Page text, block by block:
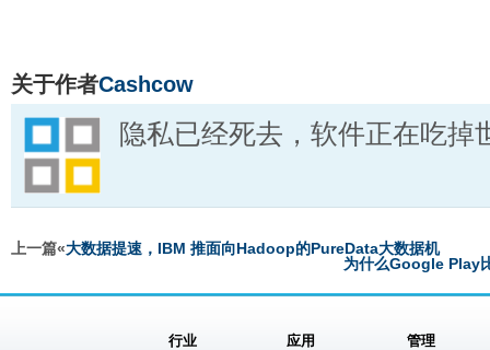
关于作者Cashcow
隐私已经死去，软件正在吃掉
上一篇«大数据提速，IBM 推面向Hadoop的PureData大数据机
为什么Google Play
行业
应用
管理